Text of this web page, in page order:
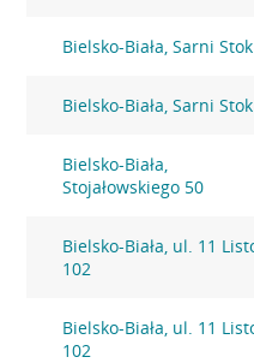
Bielsko-Biała, Sarni
Bielsko-Biała, Sarni
Bielsko-Biała,
Stojałowskiego 50
Bielsko-Biała, ul. 11
102
Bielsko-Biała, ul. 11
102